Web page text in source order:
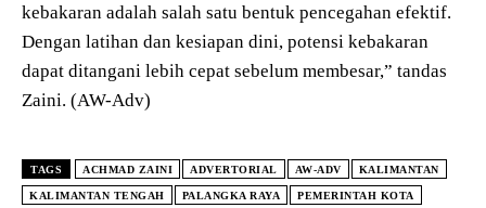
kebakaran adalah salah satu bentuk pencegahan efektif.
Dengan latihan dan kesiapan dini, potensi kebakaran
dapat ditangani lebih cepat sebelum membesar,” tandas
Zaini. (AW-Adv)
TAGS ACHMAD ZAINI ADVERTORIAL AW-ADV KALIMANTAN
KALIMANTAN TENGAH PALANGKA RAYA PEMERINTAH KOTA